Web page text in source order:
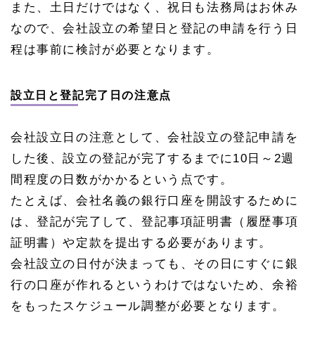
また、土日だけではなく、祝日も法務局はお休み
なので、会社設立の希望日と登記の申請を行う日
程は事前に検討が必要となります。
設立日と登記完了日の注意点
会社設立日の注意として、会社設立の登記申請を
した後、設立の登記が完了するまでに10日～2週
間程度の日数がかかるという点です。
たとえば、会社名義の銀行口座を開設するために
は、登記が完了して、登記事項証明書（履歴事項
証明書）や定款を提出する必要があります。
会社設立の日付が決まっても、その日にすぐに銀
行の口座が作れるというわけではないため、余裕
をもったスケジュール調整が必要となります。